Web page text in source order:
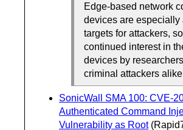
Edge-based network
devices are especially
targets for attackers,
continued interest in
devices by
criminal attackers
SonicWall SMA 100: CVE-
Authenticated Command
Vulnerability as Root